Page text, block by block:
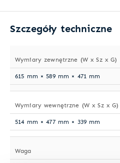
Szczegóły techniczne
Wymiary zewnętrzne (W x Sz x G)
615 mm × 589 mm × 471 mm
Wymiary wewnętrzne (W x Sz x G)
514 mm × 477 mm × 339 mm
Waga